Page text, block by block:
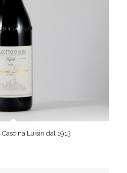
Cascina Luisin dal 1913